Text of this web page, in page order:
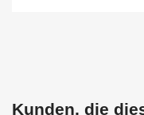
Kunden, die